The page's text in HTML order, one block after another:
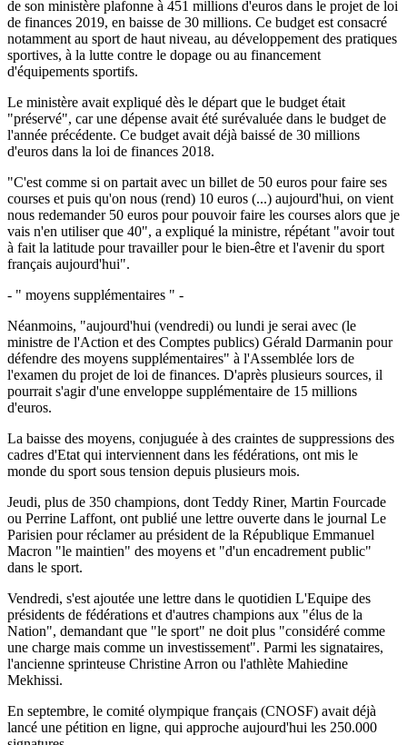
de son ministère plafonne à 451 millions d'euros dans le projet de loi
de finances 2019, en baisse de 30 millions. Ce budget est consacré
notamment au sport de haut niveau, au développement des pratiques
sportives, à la lutte contre le dopage ou au financement
d'équipements sportifs.
Le ministère avait expliqué dès le départ que le budget était
"préservé", car une dépense avait été surévaluée dans le budget de
l'année précédente. Ce budget avait déjà baissé de 30 millions
d'euros dans la loi de finances 2018.
"C'est comme si on partait avec un billet de 50 euros pour faire ses
courses et puis qu'on nous (rend) 10 euros (...) aujourd'hui, on vient
nous redemander 50 euros pour pouvoir faire les courses alors que je
vais n'en utiliser que 40", a expliqué la ministre, répétant "avoir tout
à fait la latitude pour travailler pour le bien-être et l'avenir du sport
français aujourd'hui".
- " moyens supplémentaires " -
Néanmoins, "aujourd'hui (vendredi) ou lundi je serai avec (le
ministre de l'Action et des Comptes publics) Gérald Darmanin pour
défendre des moyens supplémentaires" à l'Assemblée lors de
l'examen du projet de loi de finances. D'après plusieurs sources, il
pourrait s'agir d'une enveloppe supplémentaire de 15 millions
d'euros.
La baisse des moyens, conjuguée à des craintes de suppressions des
cadres d'Etat qui interviennent dans les fédérations, ont mis le
monde du sport sous tension depuis plusieurs mois.
Jeudi, plus de 350 champions, dont Teddy Riner, Martin Fourcade
ou Perrine Laffont, ont publié une lettre ouverte dans le journal Le
Parisien pour réclamer au président de la République Emmanuel
Macron "le maintien" des moyens et "d'un encadrement public"
dans le sport.
Vendredi, s'est ajoutée une lettre dans le quotidien L'Equipe des
présidents de fédérations et d'autres champions aux "élus de la
Nation", demandant que "le sport" ne doit plus "considéré comme
une charge mais comme un investissement". Parmi les signataires,
l'ancienne sprinteuse Christine Arron ou l'athlète Mahiedine
Mekhissi.
En septembre, le comité olympique français (CNOSF) avait déjà
lancé une pétition en ligne, qui approche aujourd'hui les 250.000